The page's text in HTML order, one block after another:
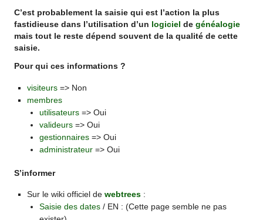
C’est probablement la saisie qui est l’action la plus
fastidieuse dans l’utilisation d’un logiciel degénéalogie
mais tout le reste dépend souvent de la qualité de cette
saisie.
Pour qui ces informations ?
visiteurs=> Non
membres
utilisateurs => Oui
valideurs => Oui
gestionnaires => Oui
administrateur => Oui
S’informer
Sur le wiki officiel de webtrees:
Saisie des dates / EN : (Cette page semble ne pas